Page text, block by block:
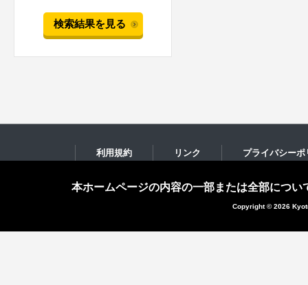
検索結果を見る
利用規約 リンク プライバシーポ
本ホームページの内容の一部または全部につ
Copyright © 2026